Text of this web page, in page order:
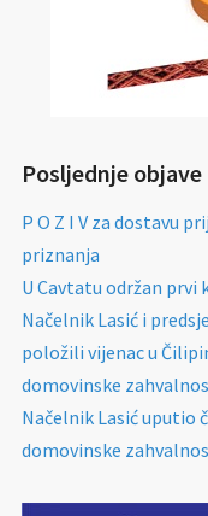
Posljednje objave
P O Z I V za dostavu
priznanja
U Cavtatu održan prvi
Načelnik Lasić i
položili vijenac u
domovinske
Načelnik Lasić uputio
domovinske